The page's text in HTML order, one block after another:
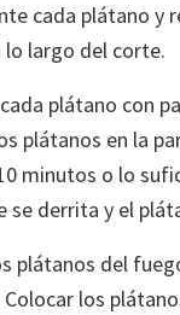
cada plátano y
lo largo del corte.
plátano con
plátanos en la
minutos o lo
se derrita y el
plátanos del
los